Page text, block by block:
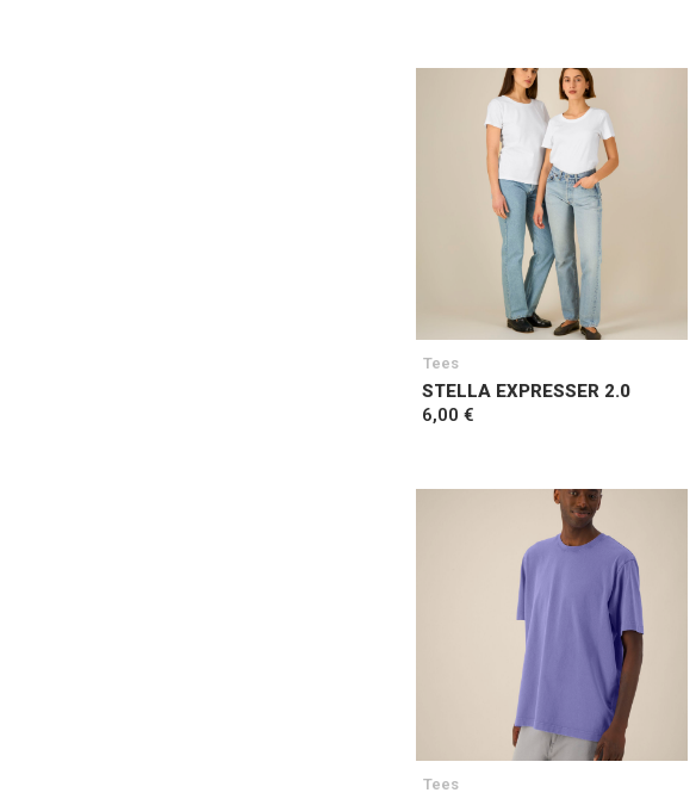
Tees
STELLA EXPRESSER 2.0
6,00 €
Tees